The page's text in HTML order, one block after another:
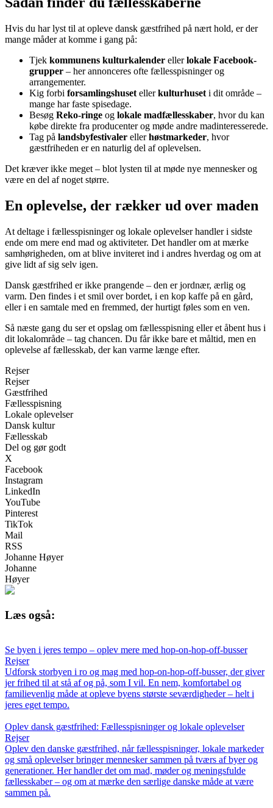
Hvis du har lyst til at opleve dansk gæstfrihed på nært hold, er der
mange måder at komme i gang på:
Tjek kommunens kulturkalender ellerlokale Facebook-
grupper – her annonceres ofte fællesspisninger og
arrangementer.
Kig forbi forsamlingshuset ellerkulturhuset i dit område –
mange har faste spisedage.
Besøg Reko-ringe og lokale madfællesskaber, hvor du kan
købe direkte fra producenter og møde andre madinteresserede.
Tag på landsbyfestivaler ellerhøstmarkeder, hvor
gæstfriheden er en naturlig del af oplevelsen.
Det kræver ikke meget – blot lysten til at møde nye mennesker og
være en del af noget større.
En oplevelse, der rækker ud over maden
At deltage i fællesspisninger og lokale oplevelser handler i sidste
ende om mere end mad og aktiviteter. Det handler om at mærke
samhørigheden, om at blive inviteret ind i andres hverdag og om at
give lidt af sig selv igen.
Dansk gæstfrihed er ikke prangende – den er jordnær, ærlig og
varm. Den findes i et smil over bordet, i en kop kaffe på en gård,
eller i en samtale med en fremmed, der hurtigt føles som en ven.
Så næste gang du ser et opslag om fællesspisning eller et åbent hus i
dit lokalområde – tag chancen. Du får ikke bare et måltid, men en
oplevelse af fællesskab, der kan varme længe efter.
Rejser
Rejser
Gæstfrihed
Fællesspisning
Lokale oplevelser
Dansk kultur
Fællesskab
Del og gør godt
X
Facebook
Instagram
LinkedIn
YouTube
Pinterest
TikTok
Mail
RSS
Johanne Høyer
Johanne
Høyer
Læs også:
Se byen i jeres tempo – oplev mere med hop-on-hop-off-busser
Rejser
Udforsk storbyen i ro og mag med hop-on-hop-off-busser, der giver
jer frihed til at stå af og på, som I vil. En nem, komfortabel og
familievenlig måde at opleve byens største seværdigheder – helt i
jeres eget tempo.
Oplev dansk gæstfrihed: Fællesspisninger og lokale oplevelser
Rejser
Oplev den danske gæstfrihed, når fællesspisninger, lokale markeder
og små oplevelser bringer mennesker sammen på tværs af byer og
generationer. Her handler det om mad, møder og meningsfulde
fællesskaber – og om at mærke den særlige danske måde at være
sammen på.